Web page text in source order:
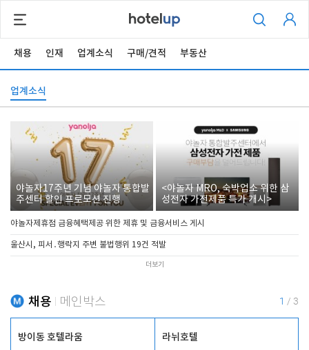
채용 인재 업계소식 구매/견적 부동산
업계소식
야놀자17주년 기념 야놀자 통합발
주센터 할인 프로모션 진행
<야놀자 MRO, 숙박업소 위한 삼
성전자 가전제품 특가 개시>
야놀자제휴점 금융혜택제공 위한 제휴 및 금융서비스 게시
울산시, 피서․행락지 주변 불법행위 19건 적발
더보기
채용 메인박스 1 / 3
방이동 호텔라움 라뉘호텔